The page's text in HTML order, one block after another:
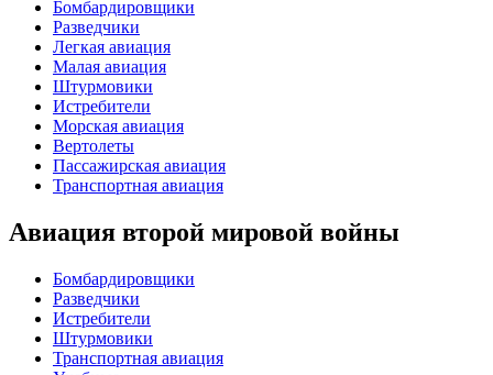
Бомбардировщики
Разведчики
Легкая авиация
Малая авиация
Штурмовики
Истребители
Морская авиация
Вертолеты
Пассажирская авиация
Транспортная авиация
Авиация второй мировой войны
Бомбардировщики
Разведчики
Истребители
Штурмовики
Транспортная авиация